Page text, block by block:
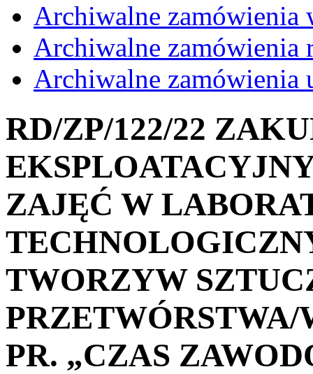
Archiwalne zamówienia
Archiwalne zamówienia
Archiwalne zamówienia
RD/ZP/122/22
ZAJĘĆ W
TWORZYW
PR. „CZAS